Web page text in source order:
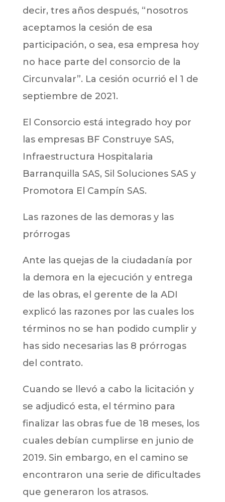
decir, tres años después, “nosotros
aceptamos la cesión de esa
participación, o sea, esa empresa hoy
no hace parte del consorcio de la
Circunvalar”. La cesión ocurrió el 1 de
septiembre de 2021.
El Consorcio está integrado hoy por
las empresas BF Construye SAS,
Infraestructura Hospitalaria
Barranquilla SAS, Sil Soluciones SAS y
Promotora El Campín SAS.
Las razones de las demoras y las
prórrogas
Ante las quejas de la ciudadanía por
la demora en la ejecución y entrega
de las obras, el gerente de la ADI
explicó las razones por las cuales los
términos no se han podido cumplir y
has sido necesarias las 8 prórrogas
del contrato.
Cuando se llevó a cabo la licitación y
se adjudicó esta, el término para
finalizar las obras fue de 18 meses, los
cuales debían cumplirse en junio de
2019. Sin embargo, en el camino se
encontraron una serie de dificultades
que generaron los atrasos.